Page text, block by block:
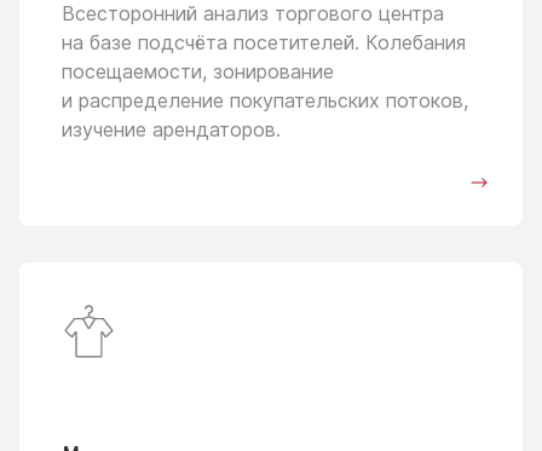
Всесторонний анализ торгового центра
на базе подсчёта посетителей. Колебания
посещаемости, зонирование
и распределение покупательских потоков,
изучение арендаторов.